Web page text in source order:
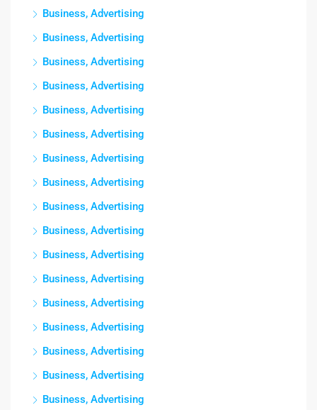
Business, Advertising
Business, Advertising
Business, Advertising
Business, Advertising
Business, Advertising
Business, Advertising
Business, Advertising
Business, Advertising
Business, Advertising
Business, Advertising
Business, Advertising
Business, Advertising
Business, Advertising
Business, Advertising
Business, Advertising
Business, Advertising
Business, Advertising